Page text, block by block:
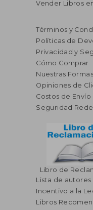
Vender Libros
Términos y
Políticas de
Privacidad y
Cómo Comprar
Nuestras
Opiniones de
Costos de Envío
Seguridad
Libro de
Lista de autores
Incentivo a la
Libros